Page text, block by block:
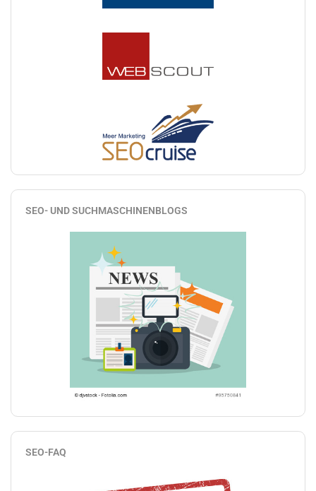
SEO- UND SUCHMASCHINENBLOGS
SEO-FAQ